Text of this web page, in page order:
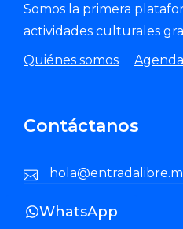
Somos la primera
actividades culturales
Quiénes somos
Contáctanos
WhatsApp